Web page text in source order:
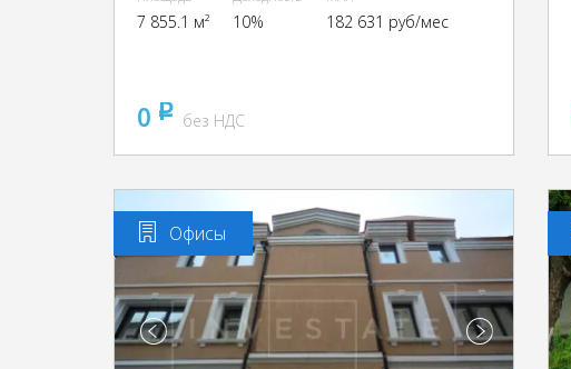
7 855.1 м² 10% 182 631 руб/мес
0 pуббез НДС
Офисы